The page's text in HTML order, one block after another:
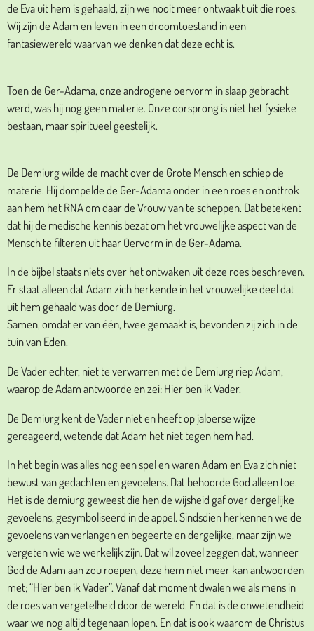
de Eva uit hem is gehaald, zijn we nooit meer ontwaakt uit die roes.
Wij zijn de Adam en leven in een droomtoestand in een
fantasiewereld waarvan we denken dat deze echt is.
Toen de Ger-Adama, onze androgene oervorm in slaap gebracht
werd, was hij nog geen materie. Onze oorsprong is niet het fysieke
bestaan, maar spiritueel geestelijk.
De Demiurg wilde de macht over de Grote Mensch en schiep de
materie. Hij dompelde de Ger-Adama onder in een roes en onttrok
aan hem het RNA om daar de Vrouw van te scheppen. Dat betekent
dat hij de medische kennis bezat om het vrouwelijke aspect van de
Mensch te filteren uit haar Oervorm in de Ger-Adama.
In de bijbel staats niets over het ontwaken uit deze roes beschreven.
Er staat alleen dat Adam zich herkende in het vrouwelijke deel dat
uit hem gehaald was door de Demiurg.
Samen, omdat er van één, twee gemaakt is, bevonden zij zich in de
tuin van Eden.
De Vader echter, niet te verwarren met de Demiurg riep Adam,
waarop de Adam antwoorde en zei: Hier ben ik Vader.
De Demiurg kent de Vader niet en heeft op jaloerse wijze
gereageerd, wetende dat Adam het niet tegen hem had.
In het begin was alles nog een spel en waren Adam en Eva zich niet
bewust van gedachten en gevoelens. Dat behoorde God alleen toe.
Het is de demiurg geweest die hen de wijsheid gaf over dergelijke
gevoelens, gesymboliseerd in de appel. Sindsdien herkennen we de
gevoelens van verlangen en begeerte en dergelijke, maar zijn we
vergeten wie we werkelijk zijn. Dat wil zoveel zeggen dat, wanneer
God de Adam aan zou roepen, deze hem niet meer kan antwoorden
met; “Hier ben ik Vader”. Vanaf dat moment dwalen we als mens in
de roes van vergetelheid door de wereld. En dat is de onwetendheid
waar we nog altijd tegenaan lopen. En dat is ook waarom de Christus